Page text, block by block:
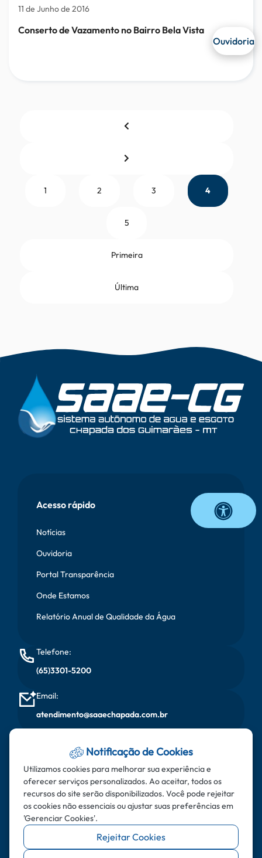
11 de Junho de 2016
Conserto de Vazamento no Bairro Bela Vista
Primeira
1 2 3 4
5
Última
Onda
Rodapé
Acesso rápido
Notícias
Ouvidoria
Portal Transparência
Onde Estamos
Relatório Anual de Qualidade da Água
Telefone:
(65)3301-5200
Email:
atendimento@saaechapada.com.br
Segunda à sexta, das 08:00 horas às 17:00 horas
Endereço:
Rua do Aricás - Bairro: Santa Cruz - CEP: 78.195-000 -
Chapada dos Guimarães - MT
Ouvidoria
Notificação de Cookies
Utilizamos cookies para melhorar sua experiência e
oferecer serviços personalizados. Ao aceitar, todos os
recursos do site serão disponibilizados. Você pode rejeitar
os cookies não essenciais ou ajustar suas preferências em
'Gerenciar Cookies'.
Rejeitar Cookies